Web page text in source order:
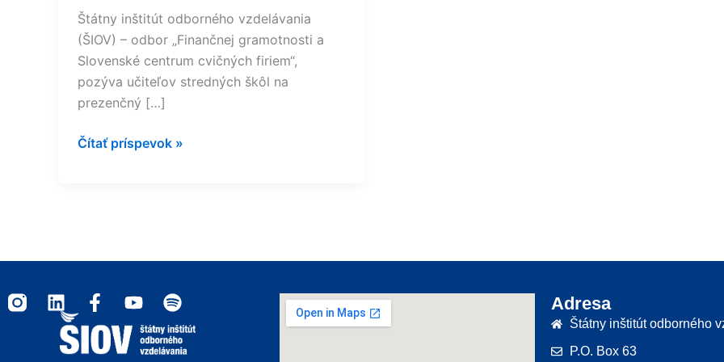
Štátny inštitút odborného vzdelávania
(ŠIOV) – odbor „Finančnej gramotnosti a
Slovenské centrum cvičných firiem“,
pozýva učiteľov stredných škôl na
prezenčný […]
Čítať príspevok »
I
L
n
k
F
a
c
e
Y
o
u
S
p
o
t
Adresa
Štátny inštitút odborného
P.O. Box 63